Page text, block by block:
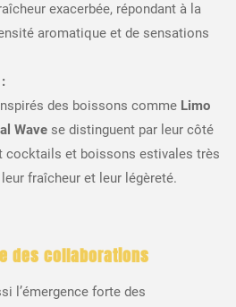
exacerbée, répondant à la
aromatique et de sensations
des boissons comme Limo
Wavese distinguent par leur côté
cocktails et boissons estivales très
fraîcheur et leur légèreté.
des collaborations
l’émergence forte des